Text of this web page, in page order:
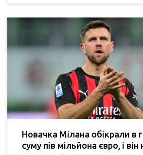
Новачка Мілана обікрали в
суму пів мільйона євро, і